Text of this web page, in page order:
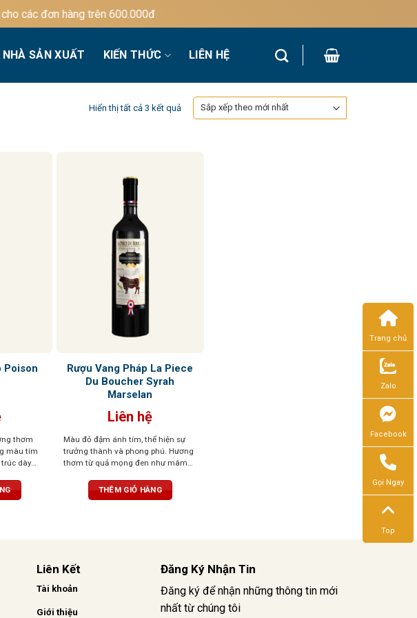
đơn hàng trên 600.000đ
NHÀ SẢN XUẤT KIẾN THỨC LIÊN HỆ
Hiển thị tất cả 3 kết quảĐã
sắp
Poison
thơm
màu tím
dày
Rượu Vang Pháp La Piece
Du Boucher Syrah
Marselan
Liên hệ
Màu đỏ đậm ánh tím, thể hiện sự
trưởng thành và phong phú. Hương
thơm từ quả mọng đen như mâm
phê và vani. Vị rượu mạnh mẽ với
tannin mềm mại, hậu vị dài và ấm
THÊM GIỎ HÀNG
Liên Kết
Tài khoản
Giới thiệu
Đăng Ký Nhận Tin
Đăng ký để nhận những thông tin mới
nhất từ chúng tôi
Trang chủ
Zalo
Facebook
Gọi Ngay
Top